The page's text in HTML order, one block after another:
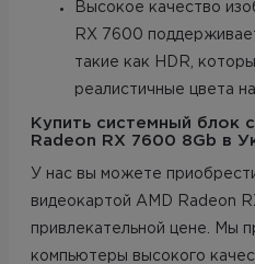
Высокое качество
RX 7600
такие как HDR,
реалистичные цвета
Купить системный блок
Radeon RX 7600 8Gb в
У нас вы можете
видеокартой AMD Radeon
привлекательной цене. Мы
компьютеры высокого